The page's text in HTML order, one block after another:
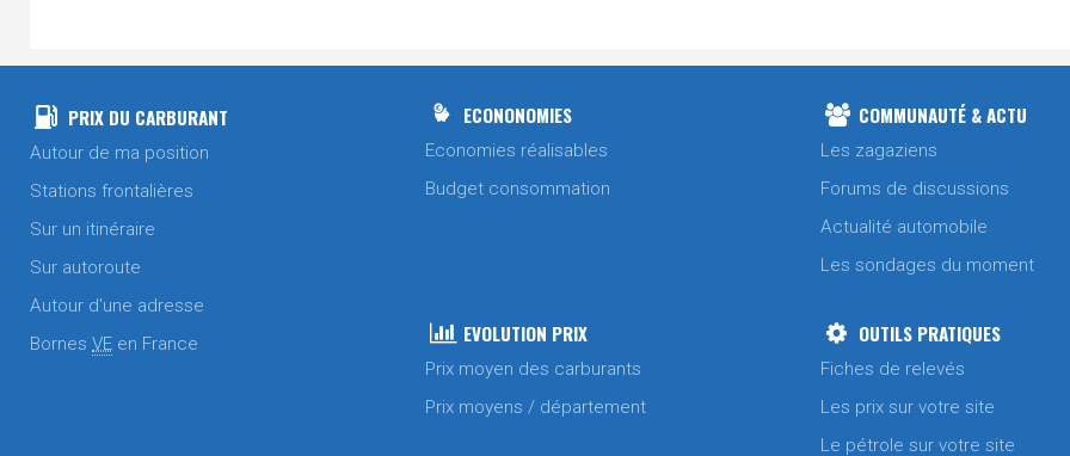
Gasoil
2.249 €
Gasoil
2.199 €
SP95 / E10
2.029 €
Gasoil
2.069 €
2.219 €
2.019 €
PRIX DU CARBURANT
Autour de ma position
Stations frontalières
Sur un itinéraire
Sur autoroute
Autour d'une adresse
Bornes VE en France
ECONONOMIES
Economies réalisables
Budget consommation
COMMUNAUTÉ & ACTU
Les zagaziens
Forums de discussions
Actualité automobile
Les sondages du moment
EVOLUTION PRIX
Prix moyen des carburants
Prix moyens / département
OUTILS PRATIQUES
Fiches de relevés
Les prix sur votre site
Le pétrole sur votre site